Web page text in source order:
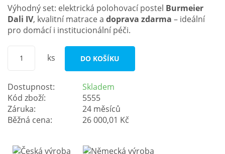
Výhodný set: elektrická polohovací postel Burmeier
Dali IV, kvalitní matrace a doprava zdarma – ideální
pro domácí i institucionální péči.
ks DO KOŠÍKU
Dostupnost:
Skladem
Kód zboží:
5555
Záruka:
24 měsíců
Běžná cena:
26 000,01 Kč